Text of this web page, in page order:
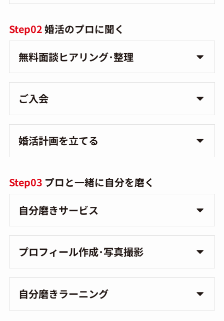
Step02婚活のプロに聞く
無料面談ヒアリング･整理
ご入会
婚活計画を立てる
Step03 プロと一緒に自分を磨く
自分磨きサービス
プロフィール作成･写真撮影
自分磨きラーニング